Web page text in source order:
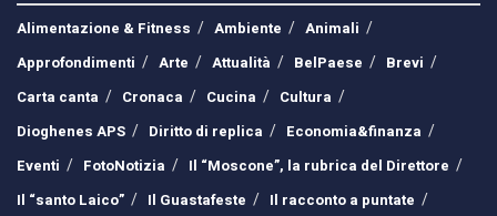
Alimentazione & Fitness
Ambiente
Animali
Approfondimenti
Arte Attualità BelPaese
Brevi
Carta canta
Cronaca Cucina
Cultura
Dioghenes APS
Diritto di replica
Economia&finanza
Eventi
FotoNotizia
Il “Moscone”, la rubrica del Direttore
Il “santo Laico”
Il Guastafeste
Il racconto a puntate